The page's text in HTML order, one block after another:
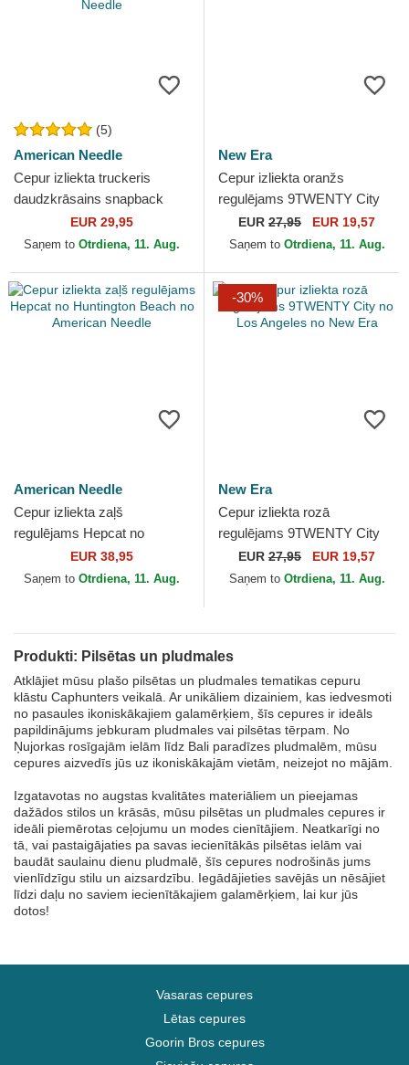
(5)
American Needle
Cepur izliekta truckeris
daudzkrāsains snapback
California Sinclair no
American Needle
EUR 29,95
Saņem to Otrdiena, 11. Aug.
New Era
Cepur izliekta oranžs
regulējams 9TWENTY City
no New York no New Era
EUR 27,95 EUR 19,57
Saņem to Otrdiena, 11. Aug.
American Needle
Cepur izliekta zaļš
regulējams Hepcat no
Huntington Beach no
American Needle
EUR 38,95
Saņem to Otrdiena, 11. Aug.
-30%
New Era
Cepur izliekta rozā
regulējams 9TWENTY City
no Los Angeles no New Era
EUR 27,95 EUR 19,57
Saņem to Otrdiena, 11. Aug.
Produkti: Pilsētas un pludmales
Atklājiet mūsu plašo pilsētas un pludmales tematikas cepuru
klāstu Caphunters veikalā. Ar unikāliem dizainiem, kas iedvesmoti
no pasaules ikoniskākajiem galamērķiem, šīs cepures ir ideāls
papildinājums jebkuram pludmales vai pilsētas tērpam. No
Ņujorkas rosīgajām ielām līdz Bali paradīzes pludmalēm, mūsu
cepures aizvedīs jūs uz ikoniskākajām vietām, neizejot no mājām.
Izgatavotas no augstas kvalitātes materiāliem un pieejamas
dažādos stilos un krāsās, mūsu pilsētas un pludmales cepures ir
ideāli piemērotas ceļojumu un modes cienītājiem. Neatkarīgi no
tā, vai pastaigājaties pa savas iecienītākās pilsētas ielām vai
baudāt saulainu dienu pludmalē, šīs cepures nodrošinās jums
vienlīdzīgu stilu un aizsardzību. Iegādājieties savējās un nēsājiet
līdzi daļu no saviem iecienītākajiem galamērķiem, lai kur jūs
dotos!
Vasaras cepures
Lētas cepures
Goorin Bros cepures